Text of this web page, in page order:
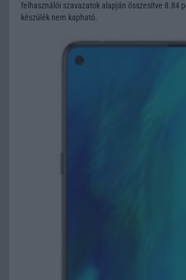
felhasználói szavazatok alapján összesítve 8.84
készülék nem kapható.